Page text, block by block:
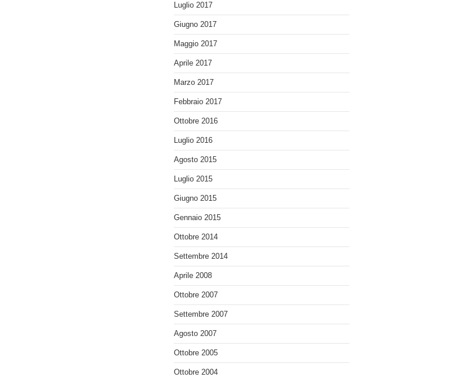
Luglio 2017
Giugno 2017
Maggio 2017
Aprile 2017
Marzo 2017
Febbraio 2017
Ottobre 2016
Luglio 2016
Agosto 2015
Luglio 2015
Giugno 2015
Gennaio 2015
Ottobre 2014
Settembre 2014
Aprile 2008
Ottobre 2007
Settembre 2007
Agosto 2007
Ottobre 2005
Ottobre 2004